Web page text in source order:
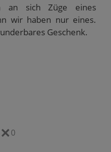
an sich Züge eines
wir haben nur eines.
Geschenk.
0